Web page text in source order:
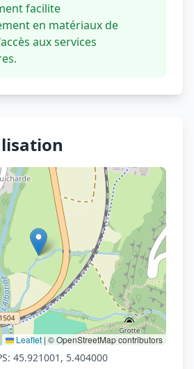
facilite
en matériaux de
aux services
Leaflet |© OpenStreetMap contributors
Voir sur OpenStreetMap
45.921001, 5.404000